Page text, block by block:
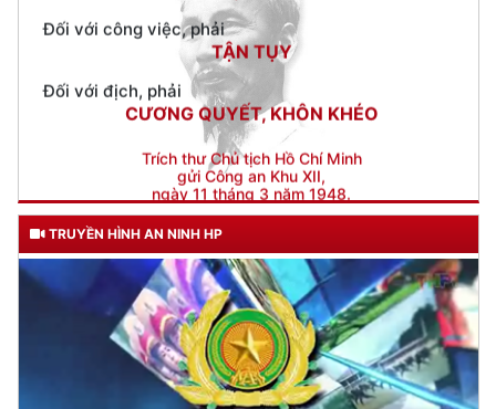
Đối với địch, phải
CƯƠNG QUYẾT, KHÔN KHÉO
Trích thư Chủ tịch Hồ Chí Minh
gửi Công an Khu XII,
ngày 11 tháng 3 năm 1948.
TRUYỀN HÌNH AN NINH HP